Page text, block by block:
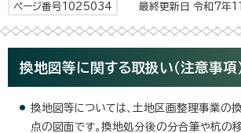
ページ番号1025034 最終更新日 令和7年
換地図等に関する取扱い（注意事項
換地図等については、土地区画整理事業の
点の図面です。換地処分後の分合筆や杭の